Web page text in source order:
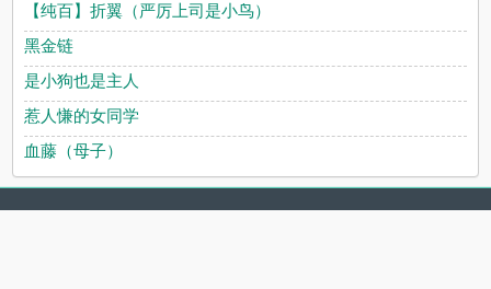
【纯百】折翼（严厉上司是小鸟）
黑金链
是小狗也是主人
惹人慊的女同学
血藤（母子）